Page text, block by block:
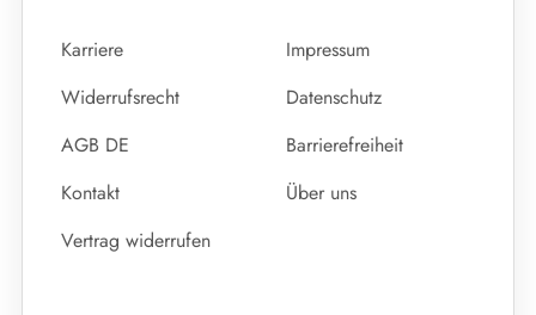
Karriere
Impressum
Widerrufsrecht
Datenschutz
AGB DE
Barrierefreiheit
Kontakt
Über uns
Vertrag widerrufen